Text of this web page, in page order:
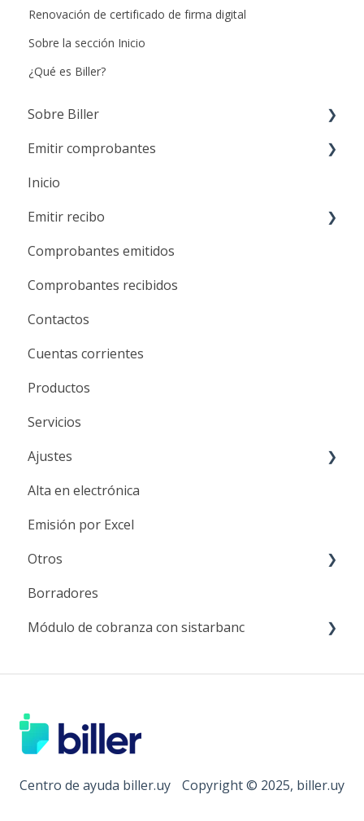
Renovación de certificado de firma digital
Sobre la sección Inicio
¿Qué es Biller?
Sobre Biller
Sobre nosotros
Planes y registro en Biller
Métodos de pago
Beneficios
Emitir comprobantes
Emisión de comprobantes
Anulación de comprobantes
Inicio
Emitir recibo
Emisión de recibos
Anulación de recibos
Comprobantes emitidos
Comprobantes recibidos
Contactos
Cuentas corrientes
Productos
Servicios
Ajustes
Datos empresa
Sucursales
Representación impresa
Usuarios
CAEs
Alta en electrónica
Emisión por Excel
Otros
Integraciones
Reportes diarios
Borradores
Módulo de cobranza con sistarbanc
Centro de ayuda biller.uy Copyright © 2025, biller.uy